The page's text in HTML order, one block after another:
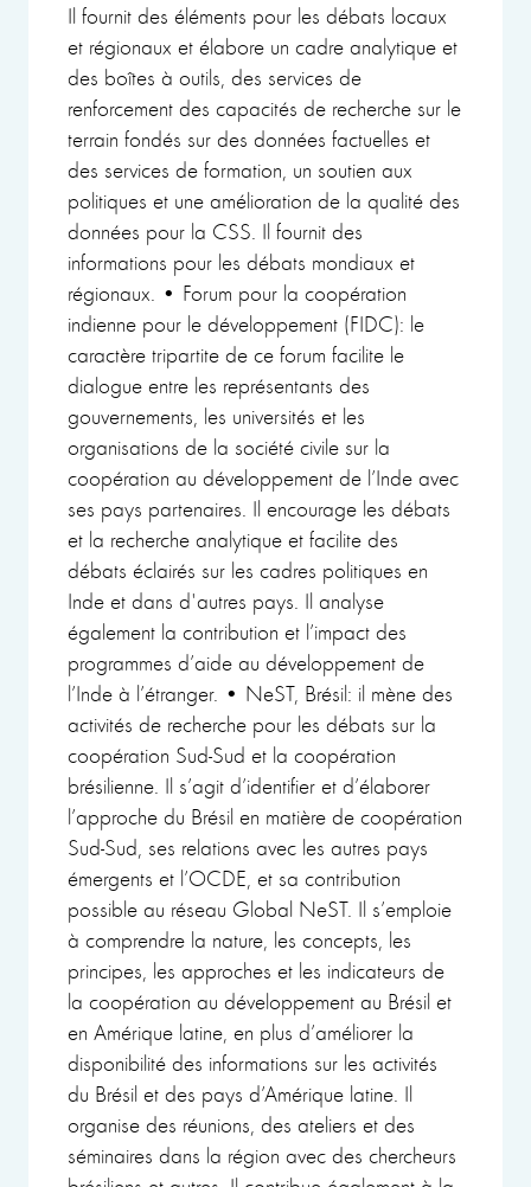
Il fournit des éléments pour les débats locaux
et régionaux et élabore un cadre analytique et
des boîtes à outils, des services de
renforcement des capacités de recherche sur le
terrain fondés sur des données factuelles et
des services de formation, un soutien aux
politiques et une amélioration de la qualité des
données pour la CSS. Il fournit des
informations pour les débats mondiaux et
régionaux. • Forum pour la coopération
indienne pour le développement (FIDC): le
caractère tripartite de ce forum facilite le
dialogue entre les représentants des
gouvernements, les universités et les
organisations de la société civile sur la
coopération au développement de l’Inde avec
ses pays partenaires. Il encourage les débats
et la recherche analytique et facilite des
débats éclairés sur les cadres politiques en
Inde et dans d'autres pays. Il analyse
également la contribution et l’impact des
programmes d’aide au développement de
l’Inde à l’étranger. • NeST, Brésil: il mène des
activités de recherche pour les débats sur la
coopération Sud-Sud et la coopération
brésilienne. Il s’agit d’identifier et d’élaborer
l’approche du Brésil en matière de coopération
Sud-Sud, ses relations avec les autres pays
émergents et l’OCDE, et sa contribution
possible au réseau Global NeST. Il s’emploie
à comprendre la nature, les concepts, les
principes, les approches et les indicateurs de
la coopération au développement au Brésil et
en Amérique latine, en plus d’améliorer la
disponibilité des informations sur les activités
du Brésil et des pays d’Amérique latine. Il
organise des réunions, des ateliers et des
séminaires dans la région avec des chercheurs